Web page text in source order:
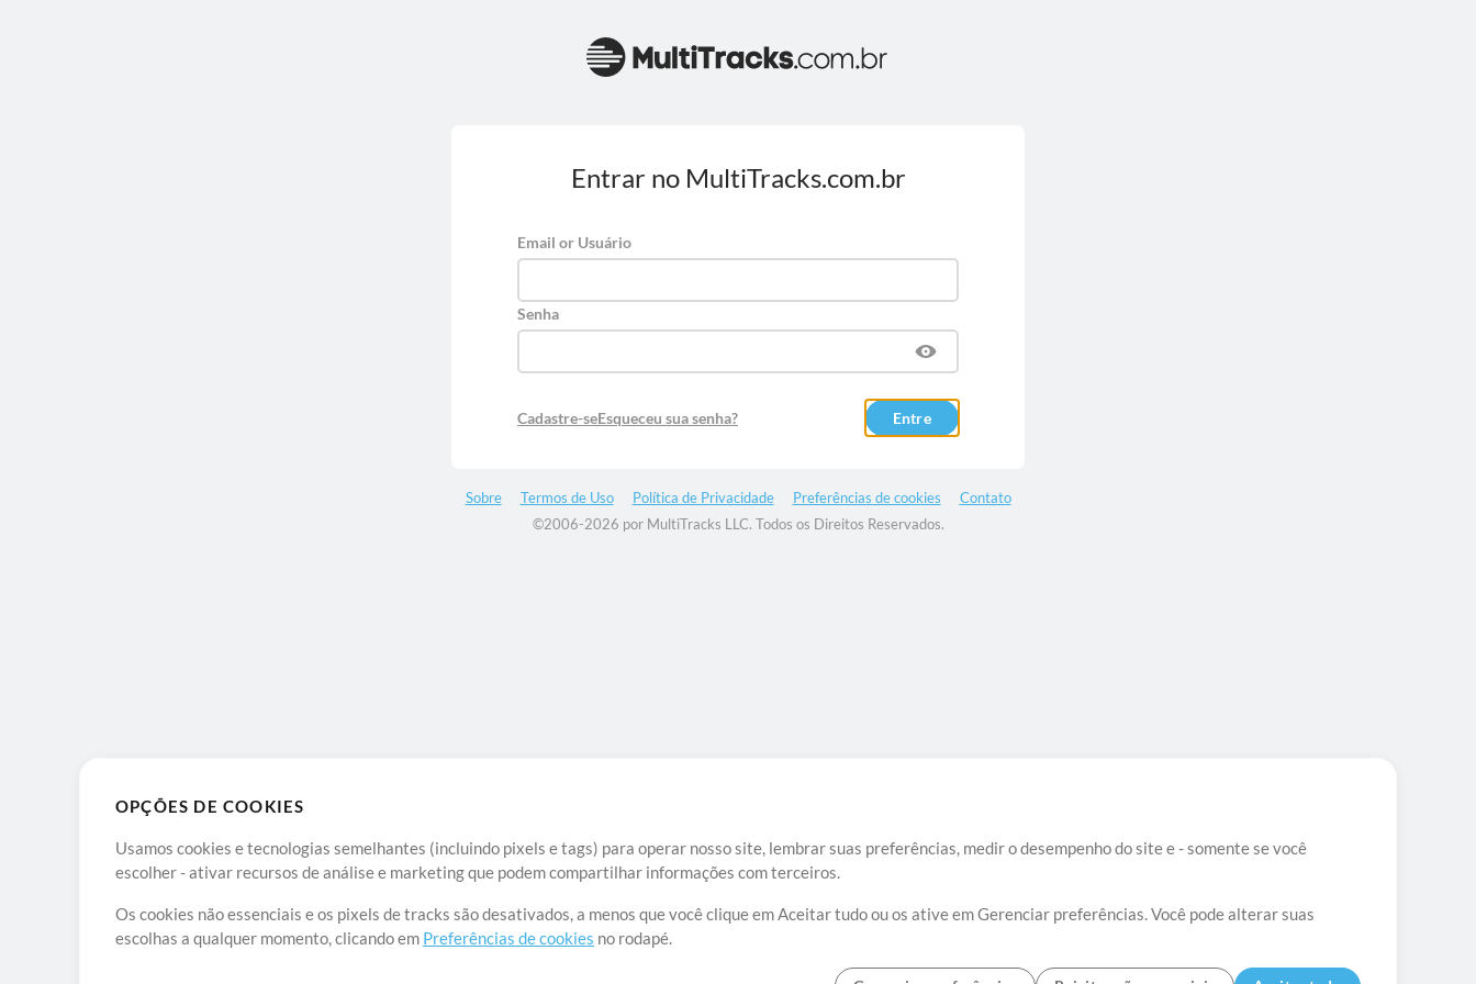
OPÇÕES DE COOKIES
Usamos cookies e tecnologias semelhantes (incluindo pixels e tags) para operar nosso site, lembrar suas preferências, medir o desempenho do site e - somente se você
escolher - ativar recursos de análise e marketing que podem compartilhar informações com terceiros.
Os cookies não essenciais e os pixels de tracks são desativados, a menos que você clique em Aceitar tudo ou os ative em Gerenciar preferências. Você pode alterar suas
escolhas a qualquer momento, clicando em Preferências de cookies no rodapé.
Entrar no MultiTracks.com.br
Email or Usuário
Senha
Cadastre-seEsqueceu sua senha? Entre
Sobre Termos de Uso Política de Privacidade Preferências de cookies
Contato
©2006-2026 por MultiTracks LLC. Todos os Direitos Reservados.